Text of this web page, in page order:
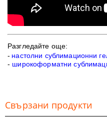
Разгледайте още:
- настолни сублимационни
- широкоформатни
Свързани продукти